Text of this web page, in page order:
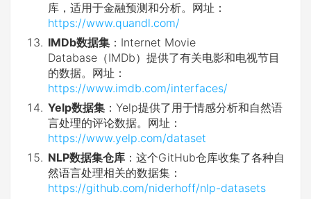
库，适用于金融预测和分析。网址：
https://www.quandl.com/
IMDb数据集 ：Internet Movie
Database（IMDb）提供了有关电影和电视节目
的数据。网址：
https://www.imdb.com/interfaces/
Yelp数据集 ：Yelp提供了用于情感分析和自然语
言处理的评论数据。网址：
https://www.yelp.com/dataset
NLP数据集仓库 ：这个GitHub仓库收集了各种自
然语言处理相关的数据集：
https://github.com/niderhoff/nlp-datasets